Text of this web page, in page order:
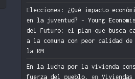
Elecciones: ¿Qué impacto
en la juventud? – Young
del Futuro: el plan que busca
a la comuna con peor calidad
la RM
En la lucha por la vivienda
fuerza del pueblo.
en